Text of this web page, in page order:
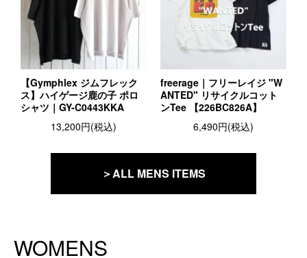
【Gymphlex ジムフレック
ス】ハイゲージ鹿の子 ポロ
シャツ｜GY-C0443KKA
13,200円(税込)
freerage｜フリーレイジ "W
ANTED" リサイクルコット
ンTee 【226BC826A】
6,490円(税込)
＞ALL MENS ITEMS
WOMENS